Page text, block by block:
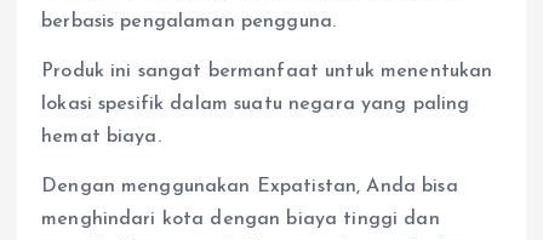
berbasis pengalaman pengguna.
Produk ini sangat bermanfaat untuk menentukan
lokasi spesifik dalam suatu negara yang paling
hemat biaya.
Dengan menggunakan Expatistan, Anda bisa
menghindari kota dengan biaya tinggi dan